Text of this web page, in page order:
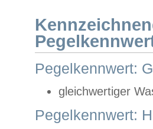
Pegelkennwert:
gleichwertiger
Pegelkennwert: